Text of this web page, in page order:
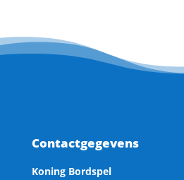
Contactgegevens
Koning Bordspel